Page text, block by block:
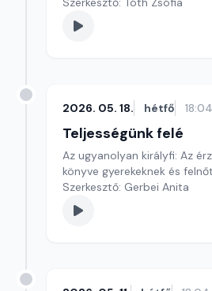
2026. 05. 18. hétfő 18:04
Teljességünk felé
Az ugyanolyan királyfi: Az
könyve gyerekeknek és
Szerkesztő: Gerbei Anita